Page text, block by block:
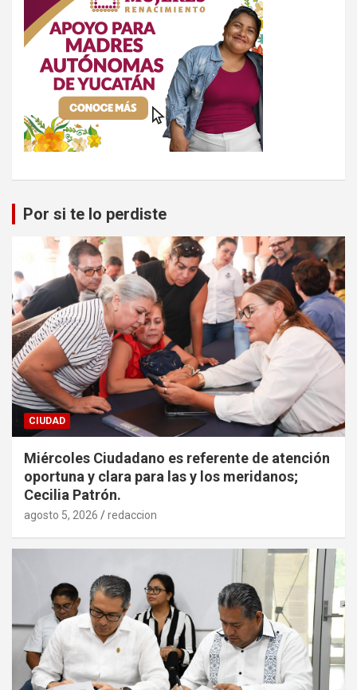
Por si te lo perdiste
CIUDAD
Miércoles Ciudadano es referente de atención
oportuna y clara para las y los meridanos;
Cecilia Patrón.
agosto 5, 2026 redaccion